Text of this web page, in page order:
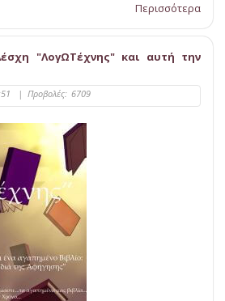
Περισσότερα
"ΛογΩΤέχνης" και αυτή την
| Προβολές: 6709